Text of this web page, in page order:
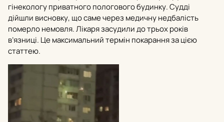
гінекологу приватного пологового будинку. Судді
дійшли висновку, що саме через медичну недбалість
померло немовля. Лікаря засудили до трьох років
в’язниці. Це максимальний термін покарання за цією
статтею.